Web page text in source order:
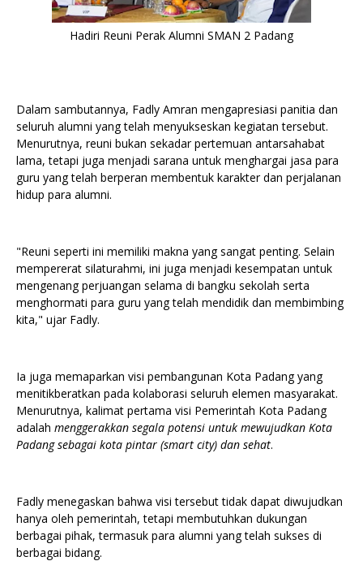
Hadiri Reuni Perak Alumni SMAN 2 Padang
Dalam sambutannya, Fadly Amran mengapresiasi panitia dan
seluruh alumni yang telah menyukseskan kegiatan tersebut.
Menurutnya, reuni bukan sekadar pertemuan antarsahabat
lama, tetapi juga menjadi sarana untuk menghargai jasa para
guru yang telah berperan membentuk karakter dan perjalanan
hidup para alumni.
"Reuni seperti ini memiliki makna yang sangat penting. Selain
mempererat silaturahmi, ini juga menjadi kesempatan untuk
mengenang perjuangan selama di bangku sekolah serta
menghormati para guru yang telah mendidik dan membimbing
kita," ujar Fadly.
Ia juga memaparkan visi pembangunan Kota Padang yang
menitikberatkan pada kolaborasi seluruh elemen masyarakat.
Menurutnya, kalimat pertama visi Pemerintah Kota Padang
adalah menggerakkan segala potensi untuk mewujudkan Kota
Padang sebagai kota pintar (smart city) dan sehat.
Fadly menegaskan bahwa visi tersebut tidak dapat diwujudkan
hanya oleh pemerintah, tetapi membutuhkan dukungan
berbagai pihak, termasuk para alumni yang telah sukses di
berbagai bidang.